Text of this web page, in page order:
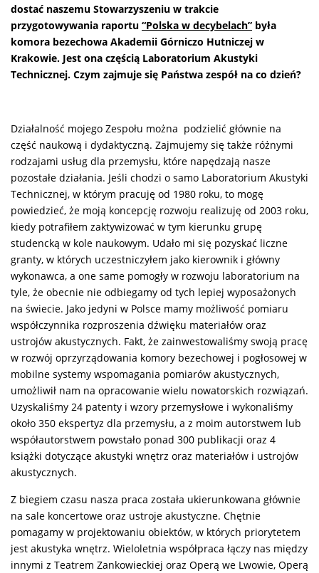
dostać naszemu Stowarzyszeniu w trakcie
przygotowywania raportu “Polska w decybelach” była
komora bezechowa Akademii Górniczo Hutniczej w
Krakowie. Jest ona częścią Laboratorium Akustyki
Technicznej. Czym zajmuje się Państwa zespół na co dzień?
Działalność mojego Zespołu można podzielić głównie na
część naukową i dydaktyczną. Zajmujemy się także różnymi
rodzajami usług dla przemysłu, które napędzają nasze
pozostałe działania. Jeśli chodzi o samo Laboratorium Akustyki
Technicznej, w którym pracuję od 1980 roku, to mogę
powiedzieć, że moją koncepcję rozwoju realizuję od 2003 roku,
kiedy potrafiłem zaktywizować w tym kierunku grupę
studencką w kole naukowym. Udało mi się pozyskać liczne
granty, w których uczestniczyłem jako kierownik i główny
wykonawca, a one same pomogły w rozwoju laboratorium na
tyle, że obecnie nie odbiegamy od tych lepiej wyposażonych
na świecie. Jako jedyni w Polsce mamy możliwość pomiaru
współczynnika rozproszenia dźwięku materiałów oraz
ustrojów akustycznych. Fakt, że zainwestowaliśmy swoją pracę
w rozwój oprzyrządowania komory bezechowej i pogłosowej w
mobilne systemy wspomagania pomiarów akustycznych,
umożliwił nam na opracowanie wielu nowatorskich rozwiązań.
Uzyskaliśmy 24 patenty i wzory przemysłowe i wykonaliśmy
około 350 ekspertyz dla przemysłu, a z moim autorstwem lub
współautorstwem powstało ponad 300 publikacji oraz 4
książki dotyczące akustyki wnętrz oraz materiałów i ustrojów
akustycznych.
Z biegiem czasu nasza praca została ukierunkowana głównie
na sale koncertowe oraz ustroje akustyczne. Chętnie
pomagamy w projektowaniu obiektów, w których priorytetem
jest akustyka wnętrz. Wieloletnia współpraca łączy nas między
innymi z Teatrem Zankowieckiej oraz Operą we Lwowie, Operą